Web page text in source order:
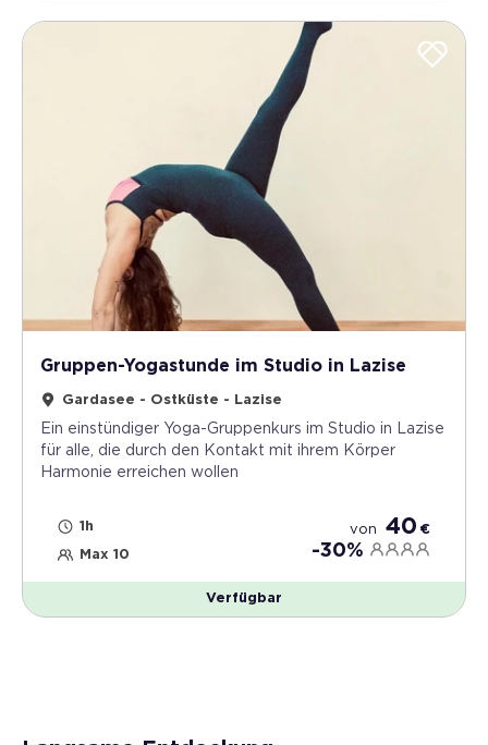
Gruppen-Yogastunde im Studio in Lazise
Gardasee - Ostküste - Lazise
Ein einstündiger Yoga-Gruppenkurs im Studio in Lazise
für alle, die durch den Kontakt mit ihrem Körper
Harmonie erreichen wollen
1h
Max 10
von 40 €
-30%
Verfügbar